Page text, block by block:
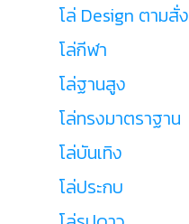
โล่ Design ตามสั่ง
โล่กีฬา
โล่ฐานสูง
โล่ทรงมาตราฐาน
โล่บันเทิง
โล่ประกบ